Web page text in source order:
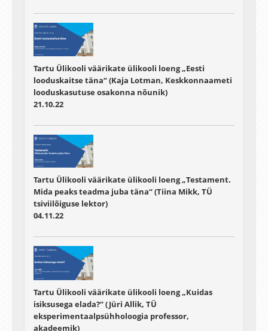
Tartu Ülikooli väärikate ülikooli loeng „Eesti
looduskaitse täna“ (Kaja Lotman, Keskkonnaameti
looduskasutuse osakonna nõunik)
21.10.22
Tartu Ülikooli väärikate ülikooli loeng „Testament.
Mida peaks teadma juba täna“ (Tiina Mikk, TÜ
tsiviilõiguse lektor)
04.11.22
Tartu Ülikooli väärikate ülikooli loeng „Kuidas
isiksusega elada?“ (Jüri Allik, TÜ
eksperimentaalpsühholoogia professor,
akadeemik)